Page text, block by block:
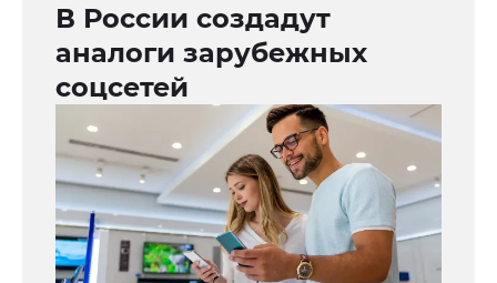
В России создадут
аналоги зарубежных
соцсетей